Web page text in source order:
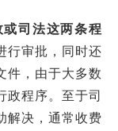
司法这两条程
行审批，同时还
件，由于大多数
政程序。至于司
解决，通常收费